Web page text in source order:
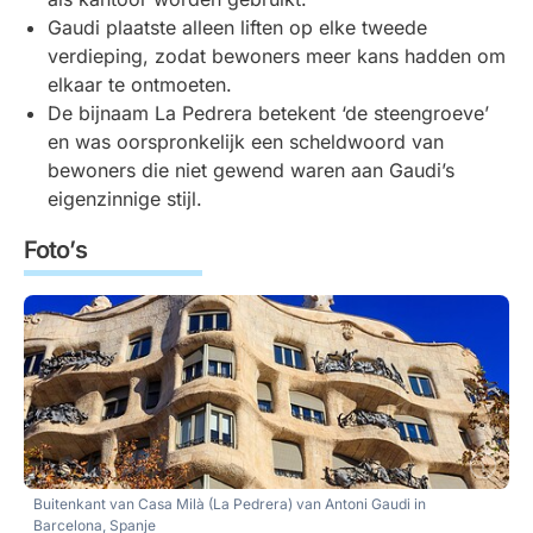
Gaudi plaatste alleen liften op elke tweede
verdieping, zodat bewoners meer kans hadden om
elkaar te ontmoeten.
De bijnaam La Pedrera betekent ‘de steengroeve’
en was oorspronkelijk een scheldwoord van
bewoners die niet gewend waren aan Gaudi’s
eigenzinnige stijl.
Foto’s
Buitenkant van Casa Milà (La Pedrera) van Antoni Gaudi in
Barcelona, Spanje